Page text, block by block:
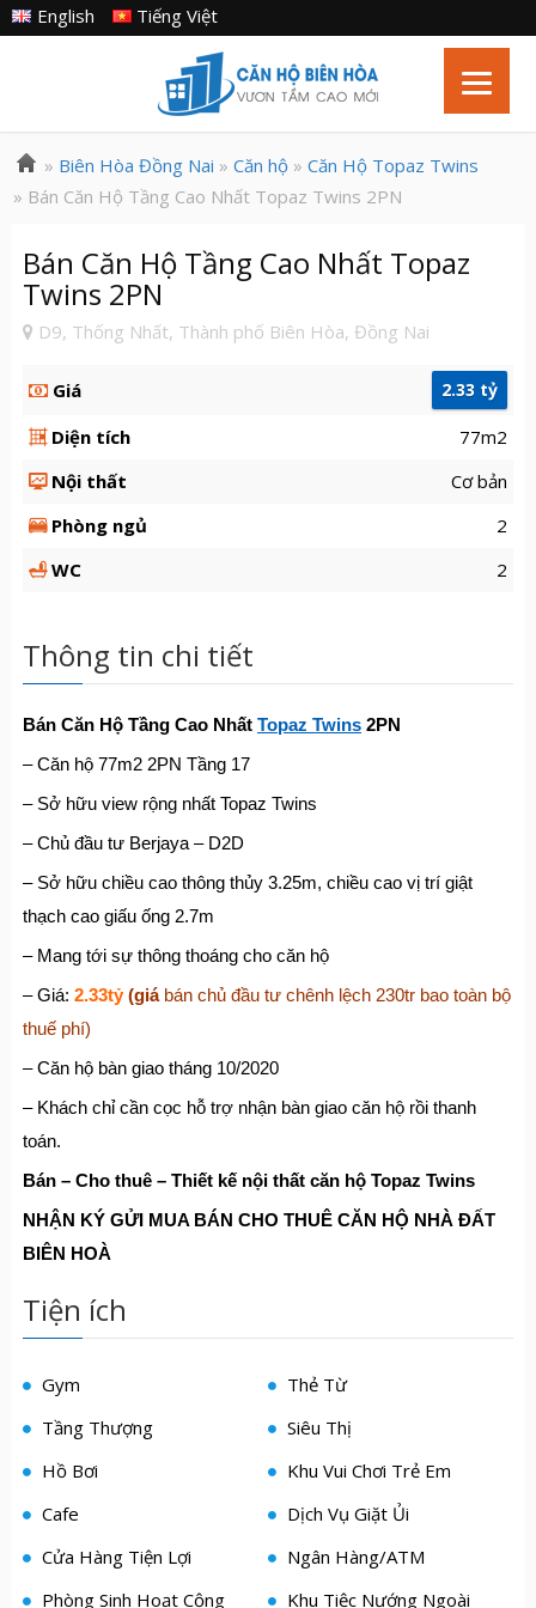
Tiếng Việt
English
» Biên Hòa Đồng Nai » Căn hộ» Căn Hộ Topaz Twins
» Bán Căn Hộ Tầng Cao Nhất Topaz Twins 2PN
Bán Căn Hộ Tầng Cao Nhất Topaz
Twins 2PN
D9, Thống Nhất, Thành phố Biên Hòa, Đồng Nai
Giá 2.33 tỷ
Diện tích
77m2
Nội thất
Cơ bản
Phòng ngủ
2
WC
2
Thông tin chi tiết
Bán Căn Hộ Tầng Cao Nhất Topaz Twins2PN
– Căn hộ 77m2 2PN Tầng 17
– Sở hữu view rộng nhất Topaz Twins
– Chủ đầu tư Berjaya – D2D
– Sở hữu chiều cao thông thủy 3.25m, chiều cao vị trí giật
thạch cao giấu ống 2.7m
– Mang tới sự thông thoáng cho căn hộ
– Giá: 2.33tỷ (giá bán chủ đầu tư chênh lệch 230tr bao toàn bộ
thuế phí)
– Căn hộ bàn giao tháng 10/2020
– Khách chỉ cần cọc hỗ trợ nhận bàn giao căn hộ rồi thanh
toán.
Bán – Cho thuê – Thiết kế nội thất căn hộ Topaz Twins
NHẬN KÝ GỬI MUA BÁN CHO THUÊ CĂN HỘ NHÀ ĐẤT
BIÊN HOÀ
Tiện ích
Gym
Thẻ Từ
Tầng Thượng
Siêu Thị
Hồ Bơi
Khu Vui Chơi Trẻ Em
Cafe
Dịch Vụ Giặt Ủi
Cửa Hàng Tiện Lợi
Ngân Hàng/ATM
Phòng Sinh Hoạt Cộng
Khu Tiệc Nướng Ngoài